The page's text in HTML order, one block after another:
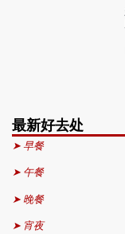
最新好去处
➤ 早餐
➤ 午餐
➤ 晚餐
➤ 宵夜